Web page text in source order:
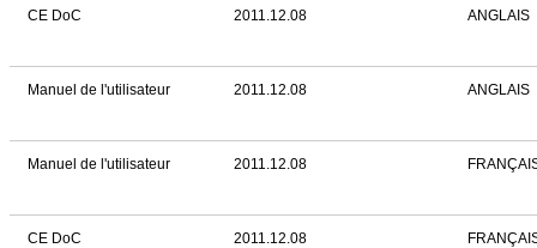
CE DoC 2011.12.08 ANGLAIS
Manuel de l'utilisateur 2011.12.08 ANGLAIS
Manuel de l'utilisateur 2011.12.08
CE DoC 2011.12.08